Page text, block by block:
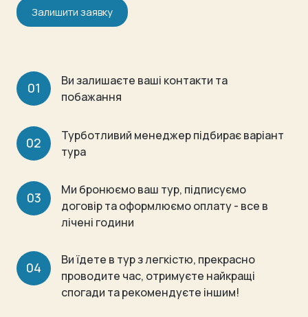
Залишити заявку
01
Ви залишаєте ваші контакти та
побажання
02
Турботливий менеджер підбирає варіант
тура
03
Ми бронюємо ваш тур, підписуємо
договір та оформлюємо оплату - все в
лічені години
04
Ви їдете в тур з легкістю, прекрасно
проводите час, отримуєте найкращі
спогади та рекомендуєте іншим!